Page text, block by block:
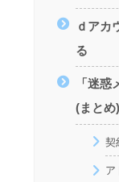
ｄアカ
る
「迷
(まとめ)
契
ア